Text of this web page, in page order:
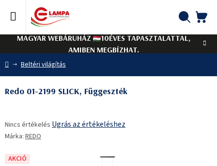
tartalomhoz
MAGYAR WEBÁRUHÁZ
10ÉVES TAPASZTALATTAL,
AMIBEN MEGBÍZHAT.
Kezdőlap
Beltéri világítás
Redo 01-2199 SLICK, Függeszték
termék
átlagos
5-
Nincs értékelés Ugrás az értékeléshez
Márka: REDO
AKCIÓ